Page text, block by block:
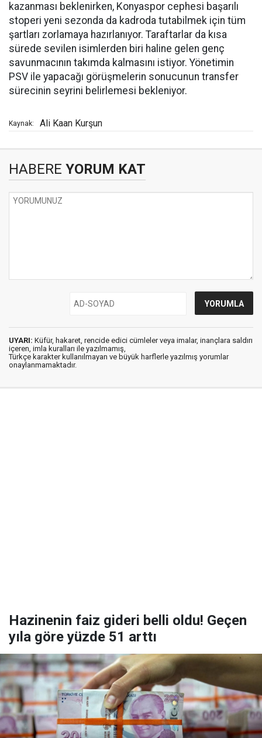
kazanması beklenirken, Konyaspor cephesi başarılı
stoperi yeni sezonda da kadroda tutabilmek için tüm
şartları zorlamaya hazırlanıyor. Taraftarlar da kısa
sürede sevilen isimlerden biri haline gelen genç
savunmacının takımda kalmasını istiyor. Yönetimin
PSV ile yapacağı görüşmelerin sonucunun transfer
sürecinin seyrini belirlemesi bekleniyor.
Kaynak: Ali Kaan Kurşun
HABERE YORUM KAT
UYARI: Küfür, hakaret, rencide edici cümleler veya imalar, inançlara saldırı
içeren, imla kuralları ile yazılmamış,
Türkçe karakter kullanılmayan ve büyük harflerle yazılmış yorumlar
onaylanmamaktadır.
Hazinenin faiz gideri belli oldu! Geçen
yıla göre yüzde 51 arttı